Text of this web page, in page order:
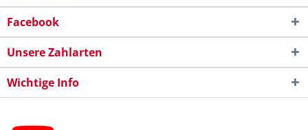
Facebook
Unsere Zahlarten
Wichtige Info